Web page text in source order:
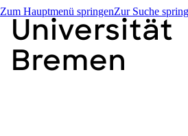
Zum Hauptmenü springenZur Suche